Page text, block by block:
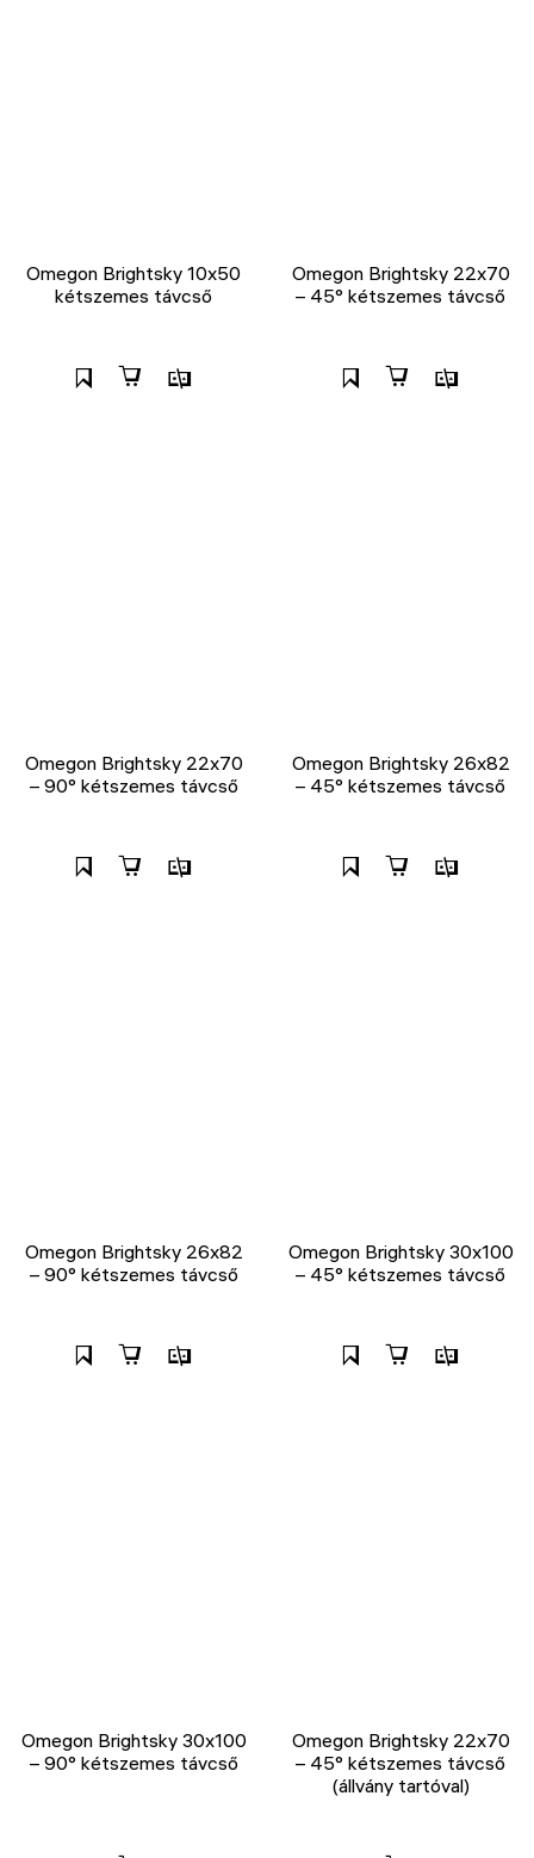
Omegon Brightsky 10x50
kétszemes távcső
Omegon Brightsky 22x70
– 45° kétszemes távcső
Omegon Brightsky 22x70
– 90° kétszemes távcső
Omegon Brightsky 26x82
– 45° kétszemes távcső
Omegon Brightsky 26x82
– 90° kétszemes távcső
Omegon Brightsky 30x100
– 45° kétszemes távcső
Omegon Brightsky 30x100
– 90° kétszemes távcső
Omegon Brightsky 22x70
– 45° kétszemes távcső
(állvány tartóval)